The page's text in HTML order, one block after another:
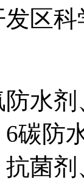
区
水
碳防
菌